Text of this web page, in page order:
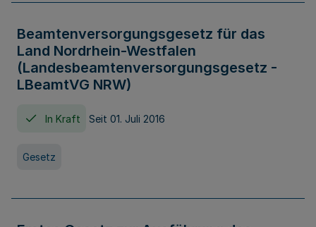
Beamtenversorgungsgesetz für das
Land Nordrhein-Westfalen
(Landesbeamtenversorgungsgesetz -
LBeamtVG NRW)
In Kraft Seit 01. Juli 2016
Gesetz